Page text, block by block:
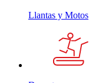
Llantas y Motos